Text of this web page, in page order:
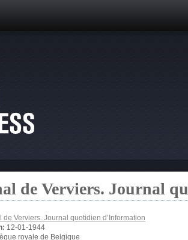
de Verviers. Journal
de Verviers. Journal quotidien d’Information
12-01-1944
royale de Belgique